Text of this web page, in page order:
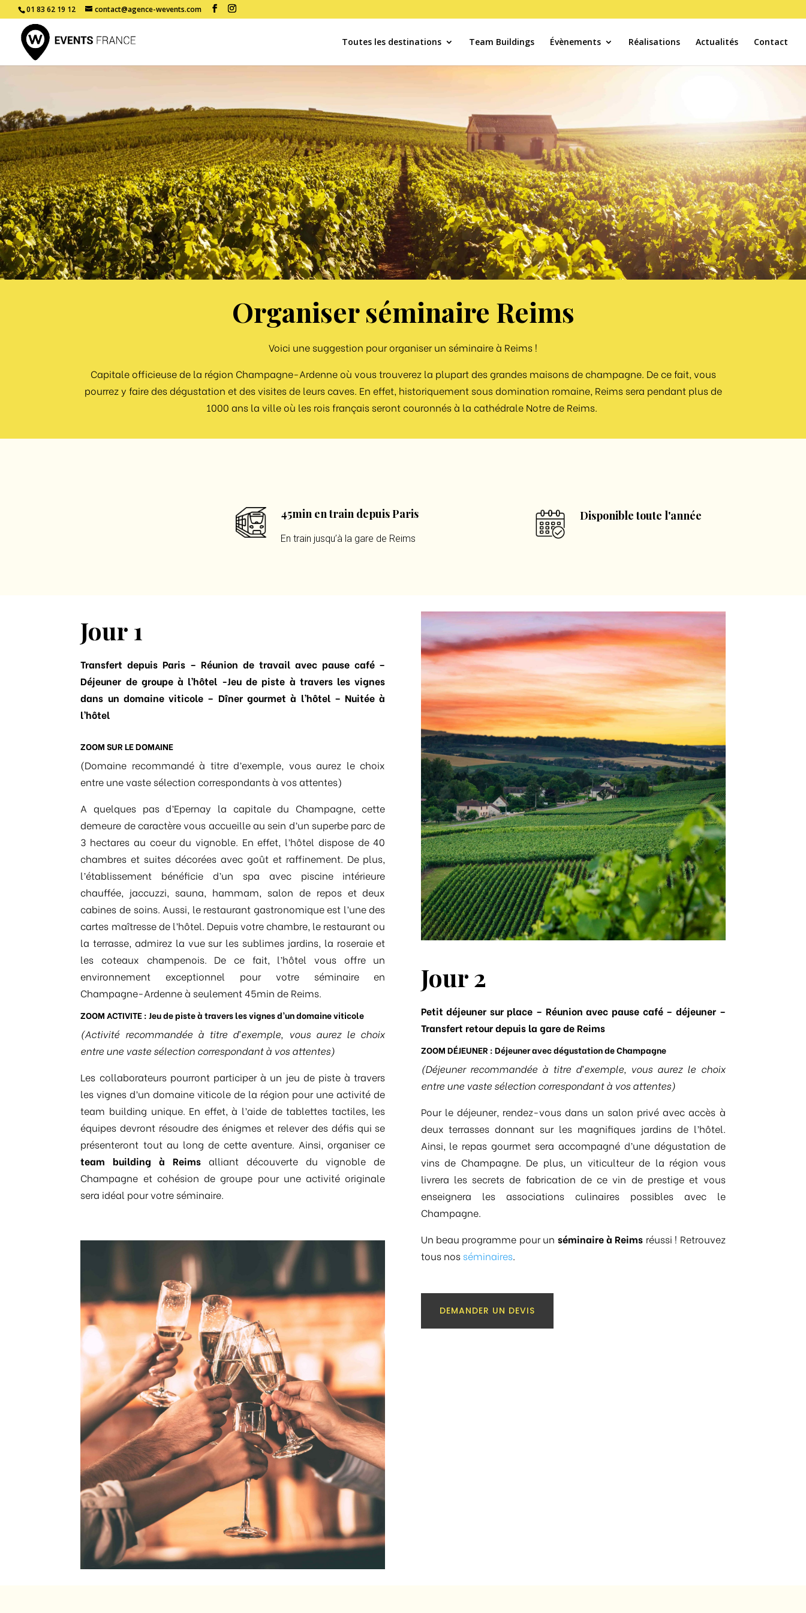
01 83 62 19 12 contact@agence-wevents.com
Toutes les destinations Team Buildings Évènements Réalisations Actualités Contact
Organiser séminaire Reims
Voici une suggestion pour organiser un séminaire à Reims !
Capitale officieuse de la région Champagne-Ardenne où vous trouverez la plupart des grandes maisons de champagne. De ce fait, vous
pourrez y faire des dégustation et des visites de leurs caves. En effet, historiquement sous domination romaine, Reims sera pendant plus de
1000 ans la ville où les rois français seront couronnés à la cathédrale Notre de Reims.
45min en train depuis Paris
En train jusqu’à la gare de Reims
Disponible toute l'année
Jour 1
Transfert depuis Paris – Réunion de travail avec pause café –
Déjeuner de groupe à l’hôtel -Jeu de piste à travers les vignes
dans un domaine viticole – Dîner gourmet à l’hôtel – Nuitée à
l’hôtel
ZOOM SUR LE DOMAINE
(Domaine recommandé à titre d’exemple, vous aurez le choix
entre une vaste sélection correspondants à vos attentes)
A quelques pas d’Epernay la capitale du Champagne, cette
demeure de caractère vous accueille au sein d’un superbe parc de
3 hectares au coeur du vignoble. En effet, l’hôtel dispose de 40
chambres et suites décorées avec goût et raffinement. De plus,
l’établissement bénéficie d’un spa avec piscine intérieure
chauffée, jaccuzzi, sauna, hammam, salon de repos et deux
cabines de soins. Aussi, le restaurant gastronomique est l’une des
cartes maîtresse de l’hôtel. Depuis votre chambre, le restaurant ou
la terrasse, admirez la vue sur les sublimes jardins, la roseraie et
les coteaux champenois. De ce fait, l’hôtel vous offre un
environnement exceptionnel pour votre séminaire en
Champagne-Ardenne à seulement 45min de Reims.
ZOOM ACTIVITE : Jeu de piste à travers les vignes d’un domaine viticole
(Activité recommandée à titre d’exemple, vous aurez le choix
entre une vaste sélection correspondant à vos attentes)
Les collaborateurs pourront participer à un jeu de piste à travers
les vignes d’un domaine viticole de la région pour une activité de
team building unique. En effet, à l’aide de tablettes tactiles, les
équipes devront résoudre des énigmes et relever des défis qui se
présenteront tout au long de cette aventure. Ainsi, organiser ce
team building à Reimsalliant découverte du vignoble de
Champagne et cohésion de groupe pour une activité originale
sera idéal pour votre séminaire.
Jour 2
Petit déjeuner sur place – Réunion avec pause café – déjeuner –
Transfert retour depuis la gare de Reims
ZOOM DÉJEUNER : Déjeuner avec dégustation de Champagne
(Déjeuner recommandée à titre d’exemple, vous aurez le choix
entre une vaste sélection correspondant à vos attentes)
Pour le déjeuner, rendez-vous dans un salon privé avec accès à
deux terrasses donnant sur les magnifiques jardins de l’hôtel.
Ainsi, le repas gourmet sera accompagné d’une dégustation de
vins de Champagne. De plus, un viticulteur de la région vous
livrera les secrets de fabrication de ce vin de prestige et vous
enseignera les associations culinaires possibles avec le
Champagne.
Un beau programme pour un séminaire à Reims réussi ! Retrouvez
tous nos séminaires.
DEMANDER UN DEVIS